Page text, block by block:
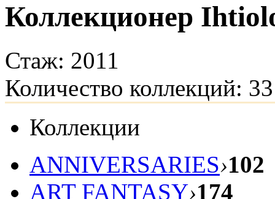
Коллекционер
Стаж: 2011
Количество коллекций: 33
Коллекции
ANNIVERSARIES›102
ART FANTASY›174